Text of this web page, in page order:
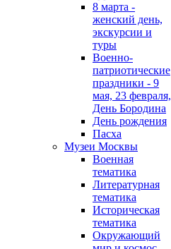
8 марта -
женский день,
экскурсии и
туры
Военно-
патриотические
праздники - 9
мая, 23 февраля,
День Бородина
День рождения
Пасха
Музеи Москвы
Военная
тематика
Литературная
тематика
Историческая
тематика
Окружающий